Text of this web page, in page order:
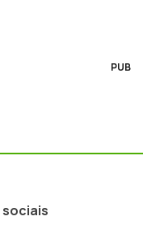
PUB
sociais